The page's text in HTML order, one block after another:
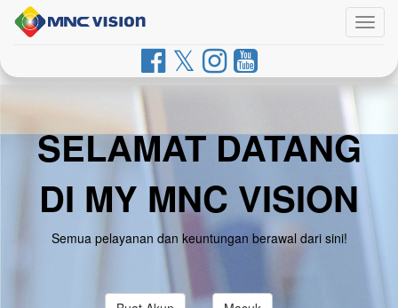
SELAMAT DATANG
DI MY MNC VISION
Semua pelayanan dan keuntungan berawal dari sini!